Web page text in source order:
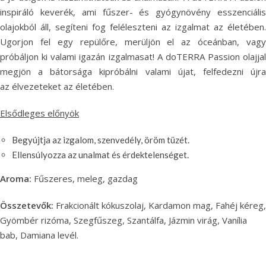
inspiráló keverék, ami fűszer- és gyógynövény esszenciális
olajokból áll, segíteni fog feléleszteni az izgalmat az életében.
Ugorjon fel egy repülőre, merüljön el az óceánban, vagy
próbáljon ki valami igazán izgalmasat! A doTERRA Passion olajjal
megjön a bátorsága kipróbálni valami újat, felfedezni újra
az élvezeteket az életében.
Elsődleges előnyök
Begyújtja az izgalom, szenvedély, öröm tüzét.
Ellensúlyozza az unalmat és érdektelenséget.
Aroma: Fűszeres, meleg, gazdag
Összetevők: Frakcionált kókuszolaj, Kardamon mag, Fahéj kéreg,
Gyömbér rizóma, Szegfűszeg, Szantálfa, Jázmin virág, Vanília
bab, Damiana levél.